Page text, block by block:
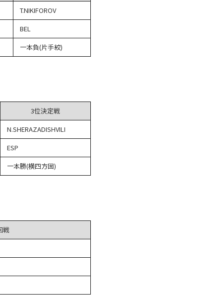
T.NIKIFOROV
BEL
一本負(片手絞)
3位決定戦
N.SHERAZADISHVILI
ESP
一本勝(横四方固)
戦